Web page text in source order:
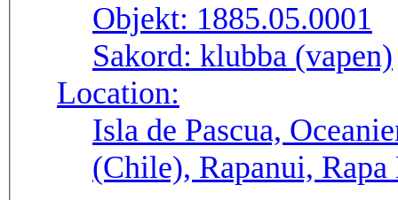
Objekt: 1885.05.0001
Sakord: klubba (vapen)
Location:
Isla de Pascua,
(Chile), Rapanui,